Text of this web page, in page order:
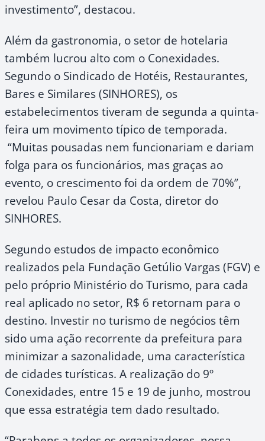
investimento”, destacou.
Além da gastronomia, o setor de hotelaria
também lucrou alto com o Conexidades.
Segundo o Sindicado de Hotéis, Restaurantes,
Bares e Similares (SINHORES), os
estabelecimentos tiveram de segunda a quinta-
feira um movimento típico de temporada.
“Muitas pousadas nem funcionariam e dariam
folga para os funcionários, mas graças ao
evento, o crescimento foi da ordem de 70%”,
revelou Paulo Cesar da Costa, diretor do
SINHORES.
Segundo estudos de impacto econômico
realizados pela Fundação Getúlio Vargas (FGV) e
pelo próprio Ministério do Turismo, para cada
real aplicado no setor, R$ 6 retornam para o
destino. Investir no turismo de negócios têm
sido uma ação recorrente da prefeitura para
minimizar a sazonalidade, uma característica
de cidades turísticas. A realização do 9º
Conexidades, entre 15 e 19 de junho, mostrou
que essa estratégia tem dado resultado.